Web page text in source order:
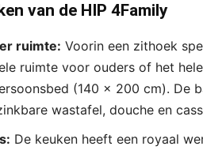
van de HIP 4Family
ruimte: Voorin een zithoek
ruimte voor ouders of het
(140 x 200 cm). De
wastafel, douche en
De keuken heeft een royaal